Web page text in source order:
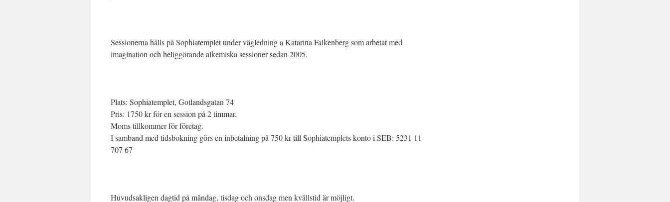
Sessionerna hålls på Sophiatemplet under vägledning a Katarina Falkenberg som arbetat med
imagination och heliggörande alkemiska sessioner sedan 2005.
Plats: Sophiatemplet, Gotlandsgatan 74
Pris: 1750 kr för en session på 2 timmar.
Moms tillkommer för företag.
I samband med tidsbokning görs en inbetalning på 750 kr till Sophiatemplets konto i SEB: 5231 11
707 67
Huvudsakligen dagtid på måndag, tisdag och onsdag men kvällstid är möjligt.